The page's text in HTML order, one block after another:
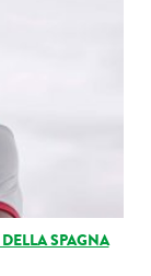
SPAGNA